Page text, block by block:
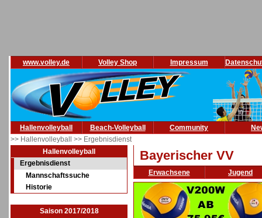
www.volley.de Volley Shop Impressum
Hallenvolleyball Beach-Volleyball Community
>> Hallenvolleyball >> Ergebnisdienst
Hallenvolleyball
Ergebnisdienst
Mannschaftssuche
Historie
Saison 2017/2018
Bayerischer VV
Erwachsene Jugend